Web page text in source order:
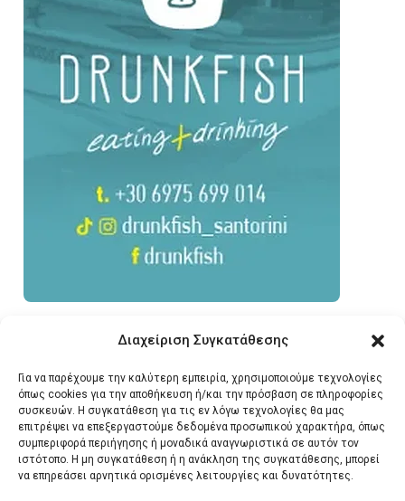
Διαχείριση Συγκατάθεσης
Για να παρέχουμε την καλύτερη εμπειρία, χρησιμοποιούμε τεχνολογίες
όπως cookies για την αποθήκευση ή/και την πρόσβαση σε πληροφορίες
συσκευών. Η συγκατάθεση για τις εν λόγω τεχνολογίες θα μας
επιτρέψει να επεξεργαστούμε δεδομένα προσωπικού χαρακτήρα, όπως
συμπεριφορά περιήγησης ή μοναδικά αναγνωριστικά σε αυτόν τον
ιστότοπο. Η μη συγκατάθεση ή η ανάκληση της συγκατάθεσης, μπορεί
να επηρεάσει αρνητικά ορισμένες λειτουργίες και δυνατότητες.